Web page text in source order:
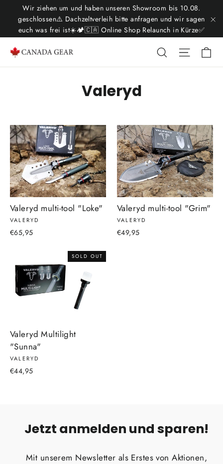
content
Wir ziehen um und haben unseren Showroom bis 10.08.
geschlossen⚠️ Dachzeltverleih bitte anfragen und wir sagen
euch was frei ist☀️🏕️🇨🇦 Online Shop Relaunch in Kürze✅
Search Site
Valeryd
Valeryd multi-tool "Loke"
VALERYD
€65,95
Valeryd multi-tool "Grim"
VALERYD
€49,95
SOLD OUT
Valeryd Multilight
"Sunna"
VALERYD
€44,95
Jetzt anmelden und sparen!
Mit unserem Newsletter als Erstes von Aktionen,